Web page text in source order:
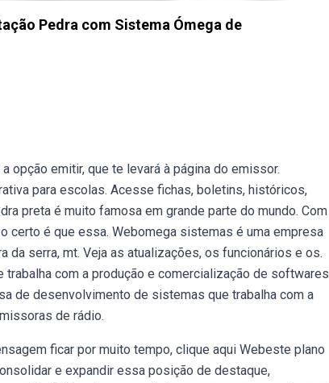
Pedra com Sistema Ómega de
opção emitir, que te levará à página do emissor.
para escolas. Acesse fichas, boletins, históricos,
preta é muito famosa em grande parte do mundo. Com
certo é que essa. Webomega sistemas é uma empresa
serra, mt. Veja as atualizações, os funcionários e os.
com a produção e comercialização de softwares
de desenvolvimento de sistemas que trabalha com a
de rádio.
ficar por muito tempo, clique aqui Webeste plano
e expandir essa posição de destaque,